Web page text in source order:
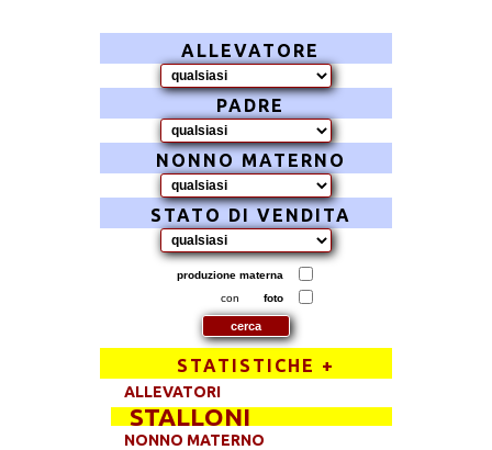
ALLEVATORE
PADRE
NONNO MATERNO
STATO DI VENDITA
produzione materna
con
foto
STATISTICHE +
ALLEVATORI
STALLONI
NONNO MATERNO